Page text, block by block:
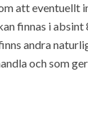
att eventuellt
finnas i
andra
och som